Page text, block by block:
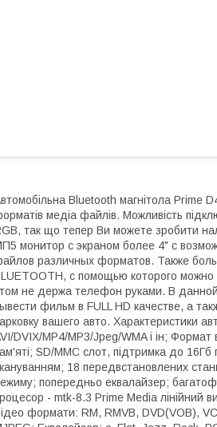
Bluetooth магнітола Prime
медіа файлів. Можливість
так що тепер Ви можете зробити
монитор с экраном более 4" с
различных форматов. Также
с помощью которого
не держа телефон руками. В
фильм в FULL HD качестве, а
вашего авто. Характеристики
DVIX/MP4/MP3/Jpeg/WMA і ін;
SD/MMC слот, підтримка до
18 передвстановлених
попередньо еквалайзер;
- mtk-8.3 Prime Media лінійний
формати: RM, RMVB, DVD(VOB),